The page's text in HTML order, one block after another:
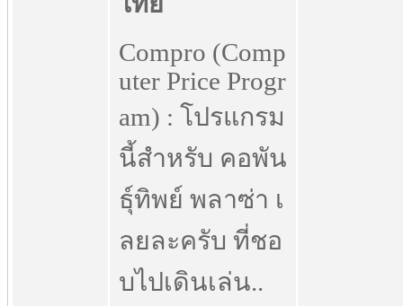
Compro (Comp
uter Price Progr
am) : โปรแกรม
นี้สำหรับ คอพัน
ธุ์ทิพย์ พลาซ่า เ
ลยละครับ ที่ชอ
บไปเดินเล่น..